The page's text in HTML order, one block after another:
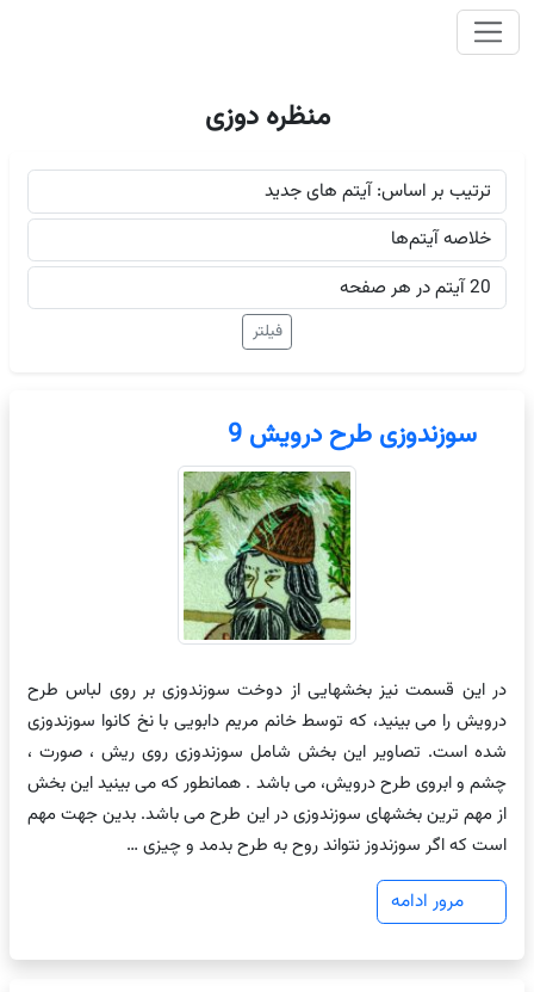
اصلی
منظره دوزی
سوزندوزی طرح درویش 9
در این قسمت نیز بخشهایی از دوخت سوزندوزی بر روی لباس طرح
درویش را می بینید، که توسط خانم مریم دابویی با نخ کانوا سوزندوزی
شده است. تصاویر این بخش شامل سوزندوزی روی ریش ، صورت ،
چشم و ابروی طرح درویش، می باشد . همانطور که می بینید این بخش
از مهم ترین بخشهای سوزندوزی در این طرح می باشد. بدین جهت مهم
است که اگر سوزندوز نتواند روح به طرح بدمد و چیزی …
مرور ادامه